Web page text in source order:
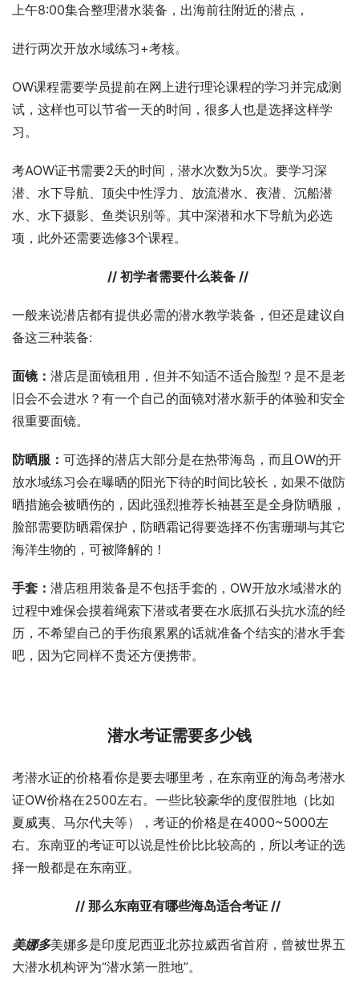
上午8:00集合整理潜水装备，出海前往附近的潜点，
进行两次开放水域练习+考核。
OW课程需要学员提前在网上进行理论课程的学习并完成测
试，这样也可以节省一天的时间，很多人也是选择这样学
习。
考AOW证书需要2天的时间，潜水次数为5次。要学习深
潜、水下导航、顶尖中性浮力、放流潜水、夜潜、沉船潜
水、水下摄影、鱼类识别等。其中深潜和水下导航为必选
项，此外还需要选修3个课程。
// 初学者需要什么装备 //
一般来说潜店都有提供必需的潜水教学装备，但还是建议自
备这三种装备:
面镜 ： 潜店是面镜租用，但并不知适不适合脸型？是不是老
旧会不会进水？有一个自己的面镜对潜水新手的体验和安全
很重要面镜。
防晒服 ： 可选择的潜店大部分是在热带海岛，而且OW的开
放水域练习会在曝晒的阳光下待的时间比较长，如果不做防
晒措施会被晒伤的，因此强烈推荐长袖甚至是全身防晒服，
脸部需要防晒霜保护，防晒霜记得要选择不伤害珊瑚与其它
海洋生物的，可被降解的！
手套 ： 潜店租用装备是不包括手套的，OW开放水域潜水的
过程中难保会摸着绳索下潜或者要在水底抓石头抗水流的经
历，不希望自己的手伤痕累累的话就准备个结实的潜水手套
吧，因为它同样不贵还方便携带。
潜水考证需要多少钱
考潜水证的价格看你是要去哪里考，在东南亚的海岛考潜水
证OW价格在2500左右。一些比较豪华的度假胜地（比如
夏威夷、马尔代夫等），考证的价格是在4000~5000左
右。东南亚的考证可以说是性价比比较高的，所以考证的选
择一般都是在东南亚。
// 那么东南亚有哪些海岛适合考证 //
美娜多美娜多是印度尼西亚北苏拉威西省首府，曾被世界五
大潜水机构评为“潜水第一胜地”。